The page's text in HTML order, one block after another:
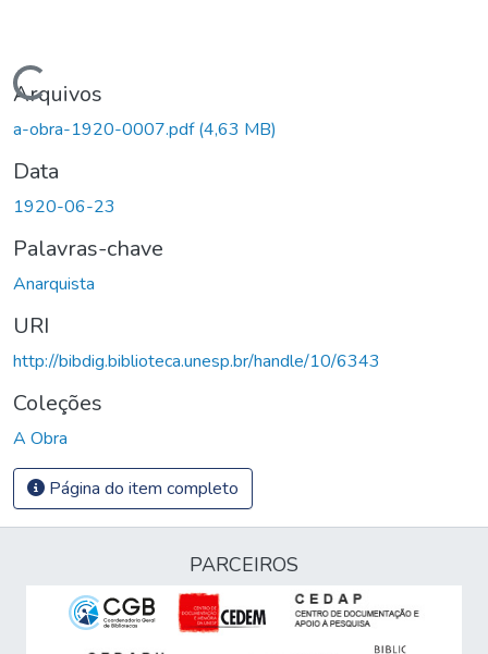
Carregando...
Arquivos
a-obra-1920-0007.pdf(4,63 MB)
Data
1920-06-23
Palavras-chave
Anarquista
URI
http://bibdig.biblioteca.unesp.br/handle/10/6343
Coleções
A Obra
Página do item completo
PARCEIROS